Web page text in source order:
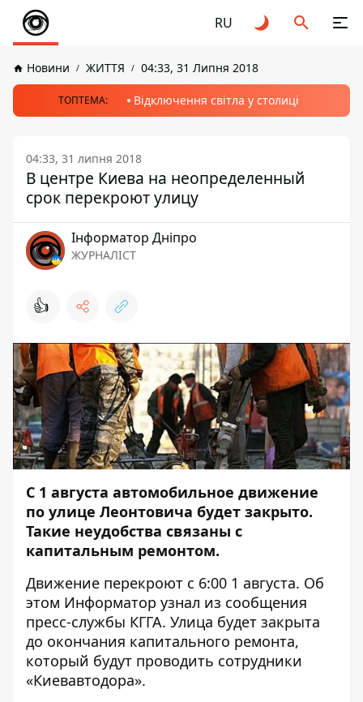
RU
Новини ЖИТТЯ 04:33, 31 Липня 2018
ТОПТЕМА: Відключення світла у столиці
04:33, 31 липня 2018
В центре Киева на неопределенный
срок перекроют улицу
Інформатор Дніпро
ЖУРНАЛІСТ
👍
С 1 августа автомобильное движение
по улице Леонтовича будет закрыто.
Такие неудобства связаны с
капитальным ремонтом.
Движение перекроют с 6:00 1 августа. Об
этом Информатор узнал из сообщения
пресс-службы КГГА. Улица будет закрыта
до окончания капитального ремонта,
который будут проводить сотрудники
«Киевавтодора».